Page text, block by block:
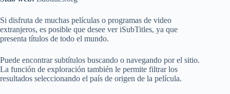
Si disfruta de muchas películas o programas de video
extranjeros, es posible que desee ver iSubTitles, ya que
presenta títulos de todo el mundo.
Puede encontrar subtítulos buscando o navegando por el sitio.
La función de exploración también le permite filtrar los
resultados seleccionando el país de origen de la película.